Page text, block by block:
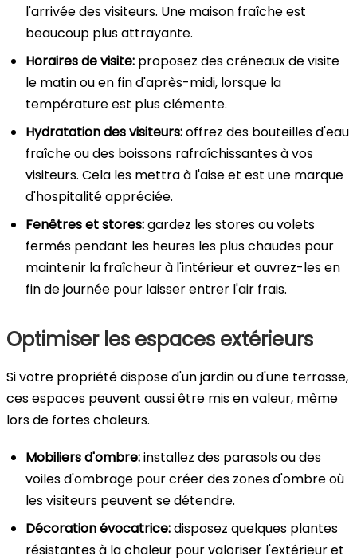
l'arrivée des visiteurs. Une maison fraîche est
beaucoup plus attrayante.
Horaires de visite: proposez des créneaux de visite
le matin ou en fin d'après-midi, lorsque la
température est plus clémente.
Hydratation des visiteurs:offrez des bouteilles d'eau
fraîche ou des boissons rafraîchissantes à vos
visiteurs. Cela les mettra à l'aise et est une marque
d'hospitalité appréciée.
Fenêtres et stores:gardez les stores ou volets
fermés pendant les heures les plus chaudes pour
maintenir la fraîcheur à l'intérieur et ouvrez-les en
fin de journée pour laisser entrer l'air frais.
Optimiser les espaces extérieurs
Si votre propriété dispose d'un jardin ou d'une terrasse,
ces espaces peuvent aussi être mis en valeur, même
lors de fortes chaleurs.
Mobiliers d'ombre:installez des parasols ou des
voiles d'ombrage pour créer des zones d'ombre où
les visiteurs peuvent se détendre.
Décoration évocatrice:disposez quelques plantes
résistantes à la chaleur pour valoriser l'extérieur et